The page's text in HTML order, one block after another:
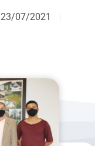
23/07/2021